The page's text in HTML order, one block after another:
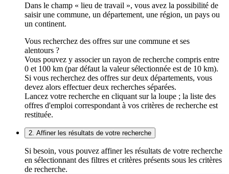
Dans le champ « lieu de travail », vous avez la possibilité de
saisir une commune, un département, une région, un pays ou
un continent.
Vous recherchez des offres sur une commune et ses
alentours ?
Vous pouvez y associer un rayon de recherche compris entre
0 et 100 km (par défaut la valeur sélectionnée est de 10 km).
Si vous recherchez des offres sur deux départements, vous
devez alors effectuer deux recherches séparées.
Lancez votre recherche en cliquant sur la loupe ; la liste des
offres d'emploi correspondant à vos critères de recherche est
restituée.
2. Affiner les résultats de votre recherche
Si besoin, vous pouvez affiner les résultats de votre recherche
en sélectionnant des filtres et critères présents sous les critères
de recherche.